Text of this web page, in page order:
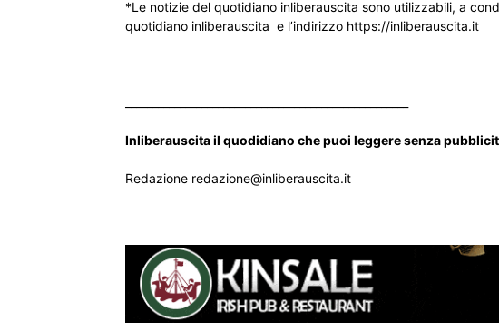
*Le notizie del quotidiano inliberauscita sono utilizzabili, a
quotidiano inliberauscita e l’indirizzo https://inliberauscita.it
Inliberauscita il quodidiano che puoi leggere senza
Redazione redazione@inliberauscita.it